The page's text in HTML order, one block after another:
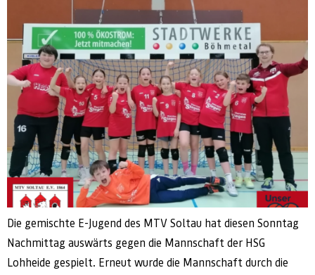
Die gemischte E-Jugend des MTV Soltau hat diesen Sonntag
Nachmittag auswärts gegen die Mannschaft der HSG
Lohheide gespielt. Erneut wurde die Mannschaft durch die